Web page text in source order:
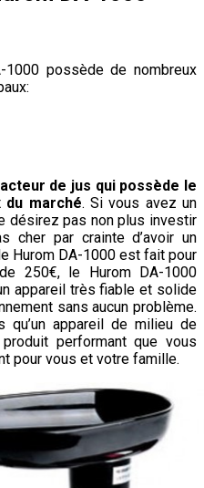
1000 possède de nombreux
de jus qui possède le
marché. Si vous avez un
désirez pas non plus investir
cher par crainte d’avoir un
Hurom DA-1000est fait pour
250€, le
Hurom DA-1000
appareil très fiable et solide
sans aucun problème.
qu’un appareil de milieu de
performant que vous
pour vous et votre famille.